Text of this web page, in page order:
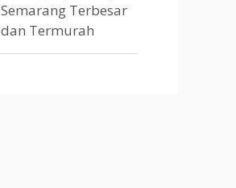
Semarang Terbesar
dan Termurah